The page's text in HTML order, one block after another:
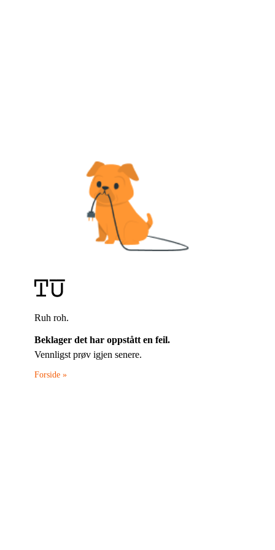
Ruh roh.
Beklager det har oppstått en feil.
Vennligst prøv igjen senere.
Forside »